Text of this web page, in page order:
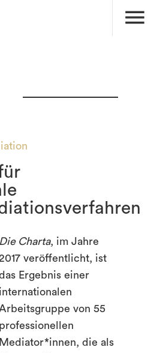
menu
search
Die Charta, im Jahre
veröffentlicht, ist
Ergebnis einer
internationalen
von 55
professionellen
Mediator*innen, die als